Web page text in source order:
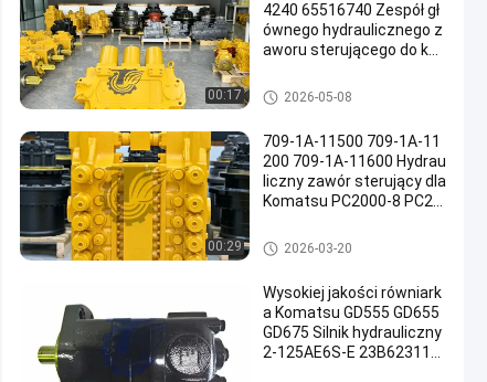
00:17
4240 65516740 Zespół gł
ównego hydraulicznego z
aworu sterującego do kop
PC4000-6 Bardzo duże gó
rnicze części zamienne
Główny zawór sterujący kopar
ki
2026-05-08
00:29
709-1A-11500 709-1A-11
200 709-1A-11600 Hydrau
liczny zawór sterujący dla
Komatsu PC2000-8 PC20
Główny zawór sterujący kopar
ki
2026-03-20
Wysokiej jakości równiark
a Komatsu GD555 GD655
GD675 Silnik hydrauliczny
2-125AE6S-E 23B623110